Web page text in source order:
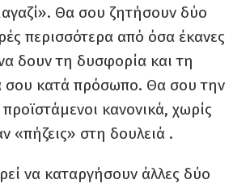
. Θα σου ζητήσουν δύο
περισσότερα από όσα έκανες
δουν τη δυσφορία και τη
σου κατά πρόσωπο. Θα σου την
προϊστάμενοι κανονικά, χωρίς
«πήζεις» στη δουλειά .
να καταργήσουν άλλες δύο